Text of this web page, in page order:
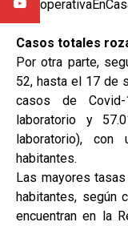
Casos totales
Por otra parte,
52, hasta el 17 de
casos de
laboratorio y
laboratorio),
habitantes.
Las mayores
habitantes, según
encuentran en la